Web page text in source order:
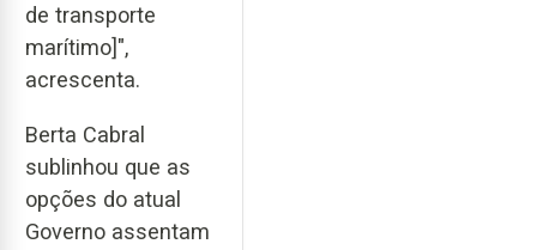
de transporte
marítimo]",
acrescenta.
Berta Cabral
sublinhou que as
opções do atual
Governo assentam